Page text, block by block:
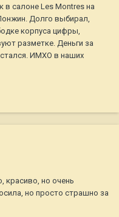
в салоне Les Montres на
Долго выбирал,
корпуса цифры,
разметке. Деньги за
ИМХО в наших
красиво, но очень
но просто страшно за